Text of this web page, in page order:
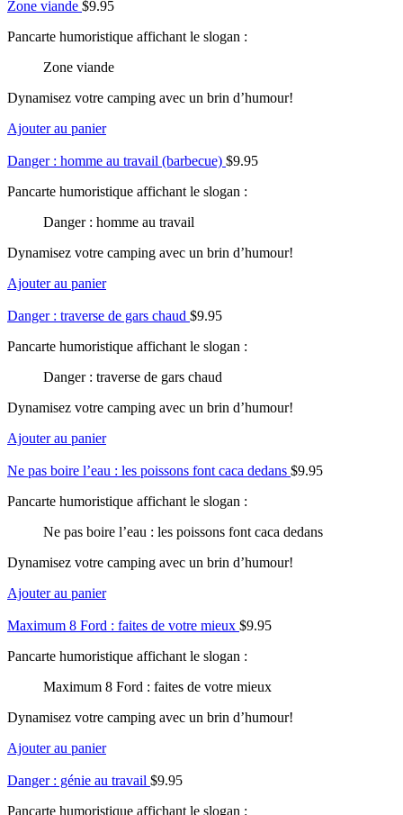
Zone viande $9.95
Pancarte humoristique affichant le slogan :
Zone viande
Dynamisez votre camping avec un brin d’humour!
Ajouter au panier
Danger : homme au travail (barbecue) $9.95
Pancarte humoristique affichant le slogan :
Danger : homme au travail
Dynamisez votre camping avec un brin d’humour!
Ajouter au panier
Danger : traverse de gars chaud $9.95
Pancarte humoristique affichant le slogan :
Danger : traverse de gars chaud
Dynamisez votre camping avec un brin d’humour!
Ajouter au panier
Ne pas boire l’eau : les poissons font caca dedans $9.95
Pancarte humoristique affichant le slogan :
Ne pas boire l’eau : les poissons font caca dedans
Dynamisez votre camping avec un brin d’humour!
Ajouter au panier
Maximum 8 Ford : faites de votre mieux $9.95
Pancarte humoristique affichant le slogan :
Maximum 8 Ford : faites de votre mieux
Dynamisez votre camping avec un brin d’humour!
Ajouter au panier
Danger : génie au travail $9.95
Pancarte humoristique affichant le slogan :